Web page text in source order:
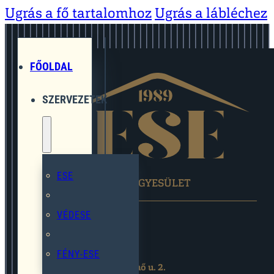
Ugrás a fő tartalomhoz Ugrás a lábléchez
FŐOLDAL
SZERVEZETEK
ESE
VÉDESE
FÉNY-ESE
EGYMÁST SEGÍTŐ EGYESÜLET
2119 Pécel,Pihenő u. 2.